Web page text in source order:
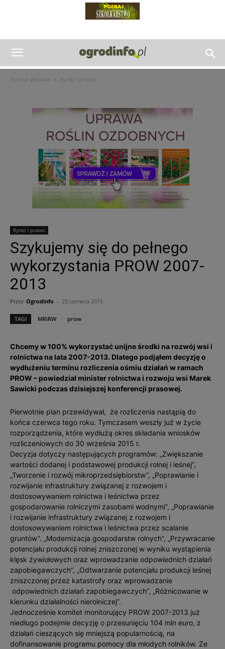
Strona główna Rynki i prawo
Rynki i prawo
Szykujemy się do pełnego
wykorzystania PROW 2007-
2013
Przez Ogrodinfo - 23 czerwca 2015
TAGI MRiRW prow
Chcemy w 100% wykorzystać unijne środki na rozwój wsi i
rolnictwa na lata 2007-2013. Dlatego podjąłem decyzję o
wydłużeniu terminu rozliczenia ośmiu działań w ramach
PROW – powiedział minister rolnictwa i rozwoju wsi Marek
Sawicki podczas dzisiejszej konferencji prasowej.
Pierwotnie plan przewidywał, że rozliczenia nastąpią do
końca czerwca tego roku. Tymczasem weszły już w życie
rozporządzenia, które wydłużą okres składania wniosków
rozliczeniowych do 30 września 2015 r.
Decyzja dotyczy następujących programów: „Zwiększanie
wartości dodanej i podstawowej produkcji rolnej i leśnej”,
„Tworzenie i rozwój mikroprzedsiębiorstw”, „Poprawianie i
rozwijanie infrastruktury związanej z rozwojem i
dostosowywaniem rolnictwa i leśnictwa przez
gospodarowanie rolniczymi zasobami wodnymi”, „Poprawianie
i rozwijanie infrastruktury związanej z rozwojem i
dostosowywaniem rolnictwa i leśnictwa przez scalanie
gruntów”. „Modernizacja gospodarstw rolnych”, „Przywracanie
potencjału produkcji rolnej zniszczonej w wyniku wystąpienia
klęsk żywiołowych oraz wprowadzanie odpowiednich działań
zapobiegawczych”, „Odtwarzanie potencjału produkcji leśnej
zniszczonej przez katastrofy oraz wprowadzanie
odpowiednich działań zapobiegawczych”, „Różnicowanie w
kierunku działalności nierolniczej”.
Jednocześnie komitet monitorujący PROW 2007-2013 już
niedługo podejmie decyzję o przesunięciu 104 mln euro, z
działań cieszących się mniejszą popularnością, na
dofinansowanie programu pomocy dla młodych rolników. Ze